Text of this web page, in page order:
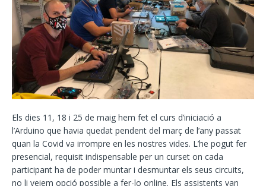
Els dies 11, 18 i 25 de maig hem fet el curs d’iniciació a
l’Arduino que havia quedat pendent del març de l’any passat
quan la Covid va irrompre en les nostres vides. L’he pogut fer
presencial, requisit indispensable per un curset on cada
participant ha de poder muntar i desmuntar els seus circuits,
no li veiem opció possible a fer-lo online. Els assistents van